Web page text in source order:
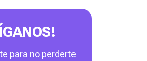
para no perderte